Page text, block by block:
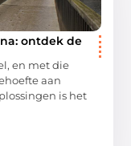
ontdek de
en met die
aan
is het